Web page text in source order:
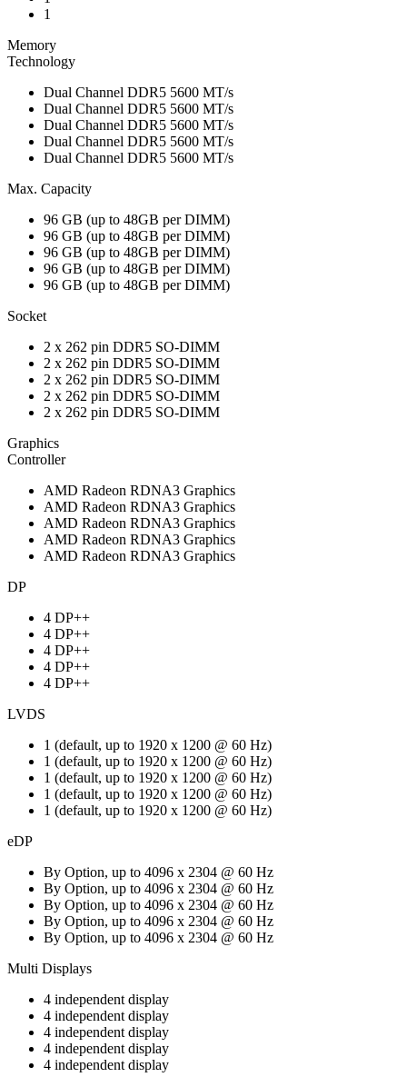
1
Memory
Technology
Dual Channel DDR5 5600 MT/s
Dual Channel DDR5 5600 MT/s
Dual Channel DDR5 5600 MT/s
Dual Channel DDR5 5600 MT/s
Dual Channel DDR5 5600 MT/s
Max. Capacity
96 GB (up to 48GB per DIMM)
96 GB (up to 48GB per DIMM)
96 GB (up to 48GB per DIMM)
96 GB (up to 48GB per DIMM)
96 GB (up to 48GB per DIMM)
Socket
2 x 262 pin DDR5 SO-DIMM
2 x 262 pin DDR5 SO-DIMM
2 x 262 pin DDR5 SO-DIMM
2 x 262 pin DDR5 SO-DIMM
2 x 262 pin DDR5 SO-DIMM
Graphics
Controller
AMD Radeon RDNA3 Graphics
AMD Radeon RDNA3 Graphics
AMD Radeon RDNA3 Graphics
AMD Radeon RDNA3 Graphics
AMD Radeon RDNA3 Graphics
DP
4 DP++
4 DP++
4 DP++
4 DP++
4 DP++
LVDS
1 (default, up to 1920 x 1200 @ 60 Hz)
1 (default, up to 1920 x 1200 @ 60 Hz)
1 (default, up to 1920 x 1200 @ 60 Hz)
1 (default, up to 1920 x 1200 @ 60 Hz)
1 (default, up to 1920 x 1200 @ 60 Hz)
eDP
By Option, up to 4096 x 2304 @ 60 Hz
By Option, up to 4096 x 2304 @ 60 Hz
By Option, up to 4096 x 2304 @ 60 Hz
By Option, up to 4096 x 2304 @ 60 Hz
By Option, up to 4096 x 2304 @ 60 Hz
Multi Displays
4 independent display
4 independent display
4 independent display
4 independent display
4 independent display